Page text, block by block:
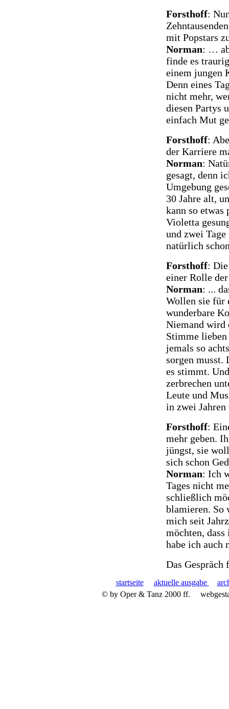
Forsthoff:
mit Popstars
Norman: …
finde es
einem jungen
Denn eines
nicht mehr,
diesen Partys
einfach Mut
Forsthoff:
der Karriere
Norman:
gesagt, denn
Umgebung
30 Jahre alt,
kann so etwas
Violetta
und zwei
natürlich
Forsthoff:
einer Rolle
Norman: ...
Wollen sie für
wunderbare
Niemand wird
Stimme
jemals so
sorgen musst.
es stimmt.
zerbrechen
Leute und
in zwei Jahren
Forsthoff:
mehr geben.
jüngst, sie
sich schon
Norman: Ich
Tages nicht
schließlich
blamieren. So
mich seit
möchten,
habe ich auch
Das
startseite aktuelle ausgabe
© by Oper & Tanz 2000 ff.